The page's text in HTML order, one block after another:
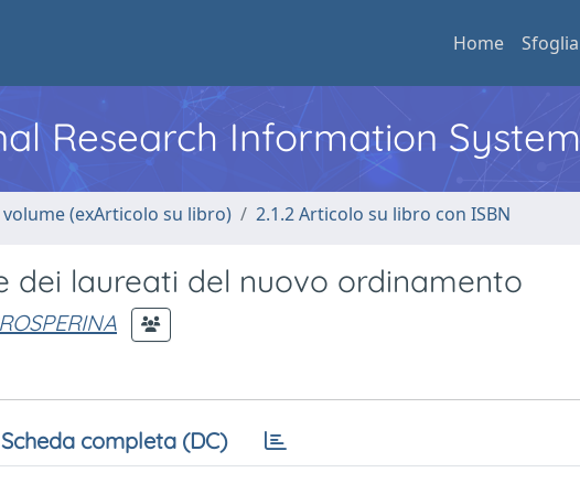
Home Sfoglia
Research Information System
(exArticolo su libro) 2.1.2 Articolo su libro con ISBN
dei laureati del nuovo ordinamento
Scheda completa (DC)